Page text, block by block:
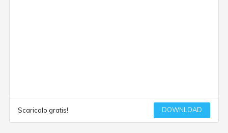
Scaricalo gratis! DOWNLOAD